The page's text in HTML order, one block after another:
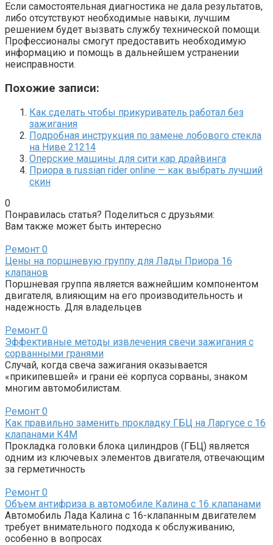
Если самостоятельная диагностика не дала результатов,
либо отсутствуют необходимые навыки, лучшим
решением будет вызвать службу технической помощи.
Профессионалы смогут предоставить необходимую
информацию и помощь в дальнейшем устранении
неисправности.
Похожие записи:
Как сделать чтобы прикуриватель работал без
зажигания
Подробная инструкция по замене лобового стекла
на Ниве 21214
Оперские машины для сити кар драйвинга
Приора в russian rider online — как выбрать лучший
скин
0
Понравилась статья? Поделиться с друзьями:
Вам также может быть интересно
Ремонт 0
Цены на поршневую группу для Лады Приора 16
клапанов
Поршневая группа является важнейшим компонентом
двигателя, влияющим на его производительность и
надежность. Для владельцев
Ремонт 0
Эффективные методы извлечения свечи зажигания с
сорванными гранями
Случай, когда свеча зажигания оказывается
«прикипевшей» и грани её корпуса сорваны, знаком
многим автомобилистам.
Ремонт 0
Как правильно заменить прокладку ГБЦ на Ларгусе с 16
клапанами К4М
Прокладка головки блока цилиндров (ГБЦ) является
одним из ключевых элементов двигателя, отвечающим
за герметичность
Ремонт 0
Объем антифриза в автомобиле Калина с 16 клапанами
Автомобиль Лада Калина с 16-клапанным двигателем
требует внимательного подхода к обслуживанию,
особенно в вопросах